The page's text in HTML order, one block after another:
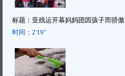
标题： 亚残运开幕妈妈团因孩子而骄傲
时间： 2'19"